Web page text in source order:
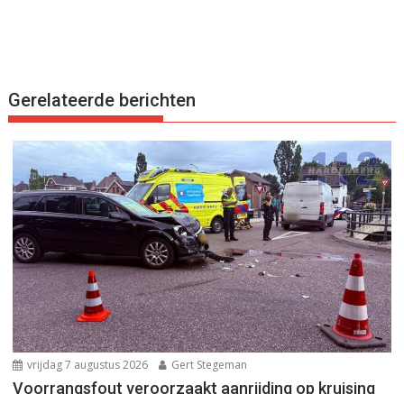
Gerelateerde berichten
vrijdag 7 augustus 2026 Gert Stegeman
Voorrangsfout veroorzaakt aanrijding op kruising